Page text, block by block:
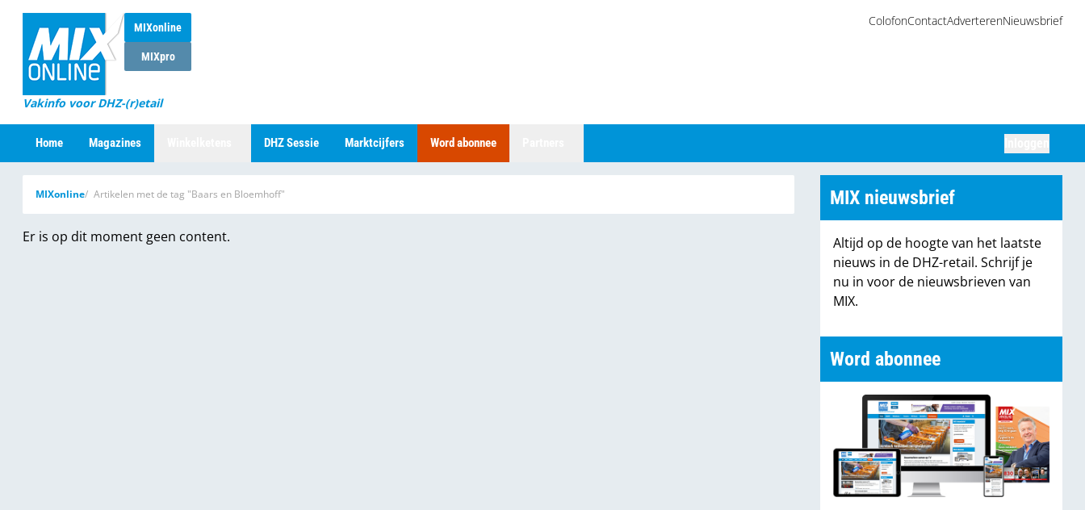
MIXonline
MIXpro
Vakinfo voor DHZ-(r)etail
ColofonContactAdverterenNieuwsbrief
Home Magazines DHZ Sessie Marktcijfers Word abonnee
MIXonline Artikelen met de tag "Baars en Bloemhoff"
Er is op dit moment geen content.
MIX nieuwsbrief
Altijd op de hoogte van het laatste
nieuws in de DHZ-retail. Schrijf je
nu in voor de nieuwsbrieven van
MIX.
Word abonnee